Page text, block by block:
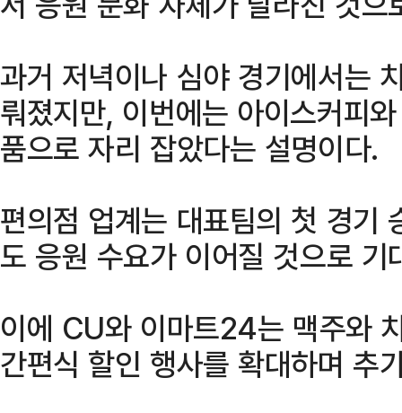
과거 저녁이나 심야 경기에서는
뤄졌지만, 이번에는 아이스커피
품으로 자리 잡았다는 설명이다.
편의점 업계는 대표팀의 첫 경기
도 응원 수요가 이어질 것으로 기
이에 CU와 이마트24는 맥주와
간편식 할인 행사를 확대하며 추